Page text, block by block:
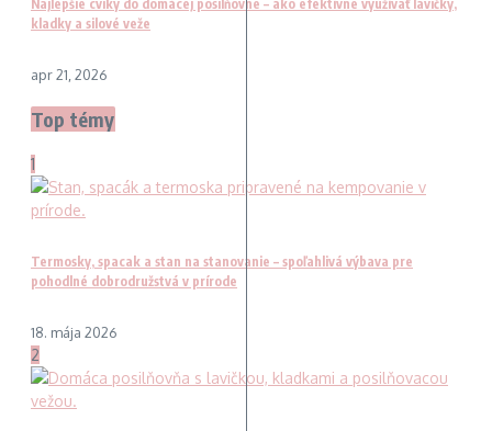
Najlepšie cviky do domácej posilňovne – ako efektívne využívať lavičky,
kladky a silové veže
apr 21, 2026
Top témy
1
Termosky, spacak a stan na stanovanie – spoľahlivá výbava pre
pohodlné dobrodružstvá v prírode
18. mája 2026
2